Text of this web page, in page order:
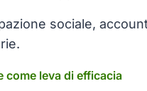
sociale,
come leva di efficacia